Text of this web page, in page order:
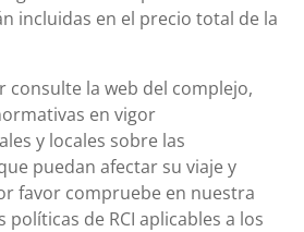
incluidas en el precio total de la
consulte la web del complejo,
en vigor
y locales sobre las
puedan afectar su viaje y
favor compruebe en nuestra
políticas de RCI aplicables a los